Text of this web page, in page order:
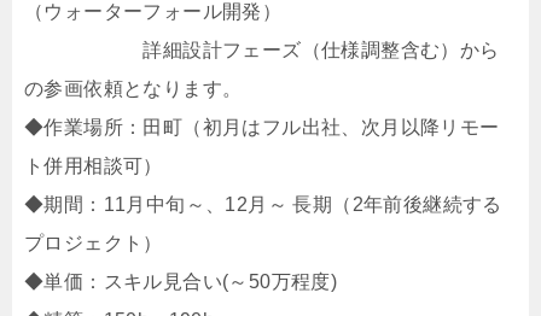
（ウォーターフォール開発）
詳細設計フェーズ（仕様調整含む）から
の参画依頼となります。
◆作業場所：田町（初月はフル出社、次月以降リモー
ト併用相談可）
◆期間：11月中旬～、12月～ 長期（2年前後継続する
プロジェクト）
◆単価：スキル見合い(～50万程度)